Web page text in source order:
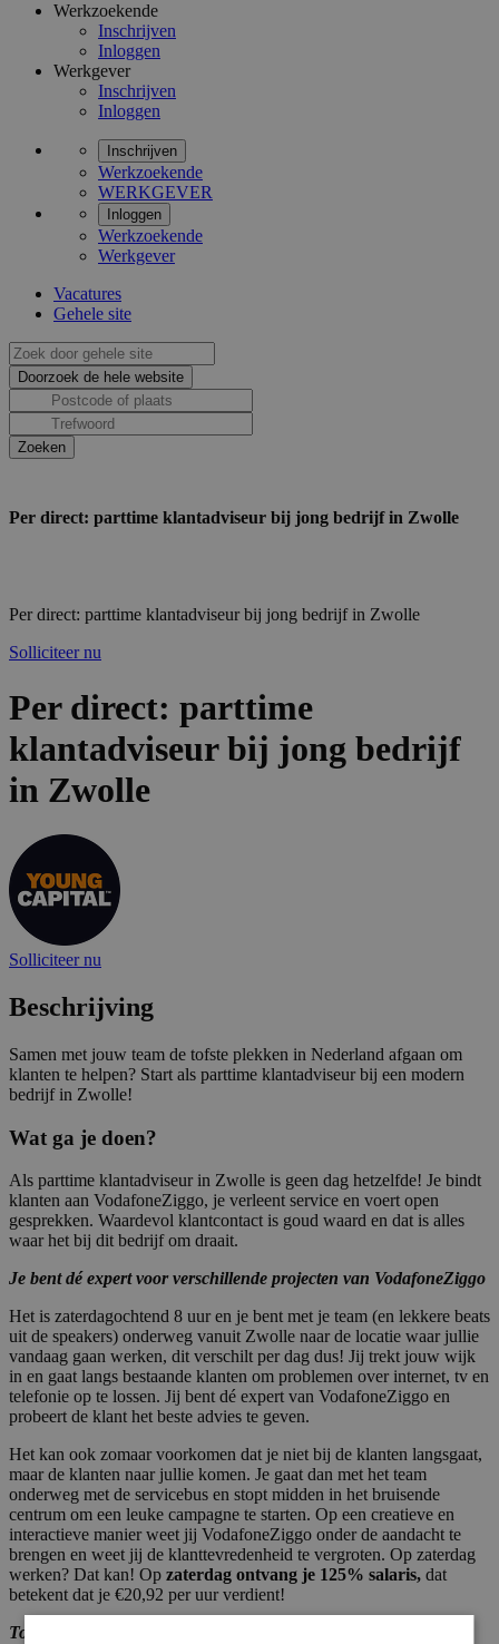
Werkzoekende
Inschrijven
Inloggen
Werkgever
Inschrijven
Inloggen
Inschrijven
Werkzoekende
WERKGEVER
Inloggen
Werkzoekende
Werkgever
Vacatures
Gehele site
Per direct: parttime klantadviseur bij jong bedrijf in Zwolle
Per direct: parttime klantadviseur bij jong bedrijf in Zwolle
Solliciteer nu
Per direct: parttime
klantadviseur bij jong bedrijf
in Zwolle
Solliciteer nu
Beschrijving
Samen met jouw team de tofste plekken in Nederland afgaan om
klanten te helpen? Start als parttime klantadviseur bij een modern
bedrijf in Zwolle!
Wat ga je doen?
Als parttime klantadviseur in Zwolle is geen dag hetzelfde! Je bindt
klanten aan VodafoneZiggo, je verleent service en voert open
gesprekken. Waardevol klantcontact is goud waard en dat is alles
waar het bij dit bedrijf om draait.
Je bent dé expert voor verschillende projecten van VodafoneZiggo
Het is zaterdagochtend 8 uur en je bent met je team (en lekkere beats
uit de speakers) onderweg vanuit Zwolle naar de locatie waar jullie
vandaag gaan werken, dit verschilt per dag dus! Jij trekt jouw wijk
in en gaat langs bestaande klanten om problemen over internet, tv en
telefonie op te lossen. Jij bent dé expert van VodafoneZiggo en
probeert de klant het beste advies te geven.
Het kan ook zomaar voorkomen dat je niet bij de klanten langsgaat,
maar de klanten naar jullie komen. Je gaat dan met het team
onderweg met de servicebus en stopt midden in het bruisende
centrum om een leuke campagne te starten. Op een creatieve en
interactieve manier weet jij VodafoneZiggo onder de aandacht te
brengen en weet jij de klanttevredenheid te vergroten. Op zaterdag
werken? Dat kan! Op zaterdag ontvang je 125% salaris, dat
betekent dat je €20,92 per uur verdient!
Tof! Maar ik heb geen verstand van telecom